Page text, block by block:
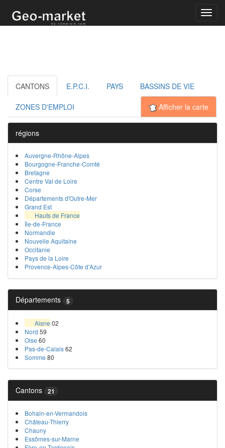
CANTONS E.P.C.I. PAYS BASSINS DE VIE
ZONES D'EMPLOI Afficher la carte
régions
Auvergne-Rhône-Alpes
Bourgogne-Franche-Comté
Bretagne
Centre Val de Loire
Corse
Départements d'Outre-Mer
Grand Est
Hauts de France
Île-de-France
Normandie
Nouvelle Aquitaine
Occitanie
Pays de la Loire
Provence-Alpes-Côte d'Azur
Départements 5
Aisne 02
Nord 59
Oise 60
Pas-de-Calais62
Somme 80
Cantons 21
Bohain-en-Vermandois
Château-Thierry
Chauny
Essômes-sur-Marne